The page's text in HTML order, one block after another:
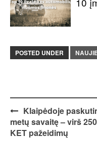
POSTED UNDER
Post
navigation
Klaipėdoje
metų savaitę – virš 250
KET pažeidimų